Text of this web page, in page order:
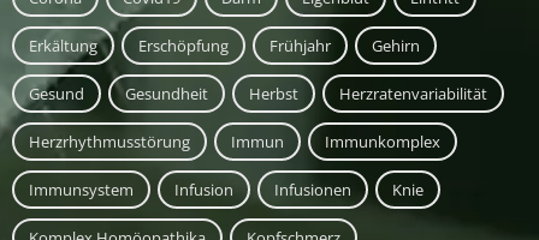
Erkältung Erschöpfung Frühjahr Gehirn
Gesund Gesundheit Herbst Herzratenvariabilität
Herzrhythmusstörung Immun Immunkomplex
Immunsystem Infusion Infusionen Knie